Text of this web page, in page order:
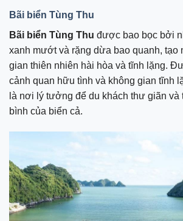
Bãi biển Tùng Thu
Bãi biển Tùng Thu được bao bọc bởi
xanh mướt và rặng dừa bao quanh, tạo
gian thiên nhiên hài hòa và tĩnh lặng.
cảnh quan hữu tình và không gian tĩnh
là nơi lý tưởng để du khách thư giãn
bình của biển cả.